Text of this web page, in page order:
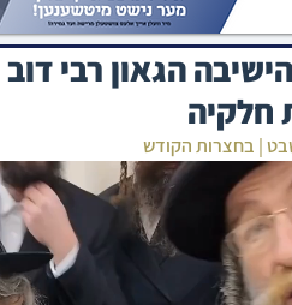
הגאון רבי
חלקיה
| בחצרות הקודש